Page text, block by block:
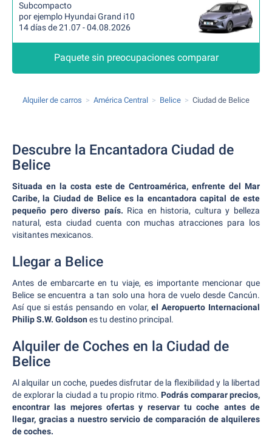
Subcompacto
por ejemplo Hyundai Grand i10
14 días de 21.07 - 04.08.2026
Paquete sin preocupaciones comparar
Alquiler de carros América Central Belice Ciudad de Belice
Descubre la Encantadora Ciudad de
Belice
Situada en la costa este de Centroamérica, enfrente del Mar
Caribe, la Ciudad de Belice es la encantadora capital de este
pequeño pero diverso país. Rica en historia, cultura y belleza
natural, esta ciudad cuenta con muchas atracciones para los
visitantes mexicanos.
Llegar a Belice
Antes de embarcarte en tu viaje, es importante mencionar que
Belice se encuentra a tan solo una hora de vuelo desde Cancún.
Así que si estás pensando en volar,el Aeropuerto Internacional
Philip S.W. Goldsones tu destino principal.
Alquiler de Coches en la Ciudad de
Belice
Al alquilar un coche, puedes disfrutar de la flexibilidad y la libertad
de explorar la ciudad a tu propio ritmo. Podrás comparar precios,
encontrar las mejores ofertas y reservar tu coche antes de
llegar, gracias a nuestro servicio de comparación de alquileres
de coches.